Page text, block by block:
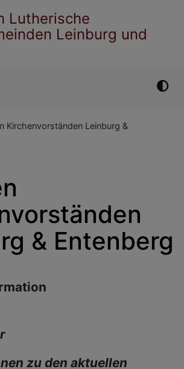
Lutherische
Leinburg und
Kirchenvorständen Leinburg &
& Entenberg
zu den aktuellen